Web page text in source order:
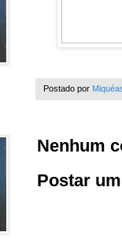
Postado por
Nenhum
Postar